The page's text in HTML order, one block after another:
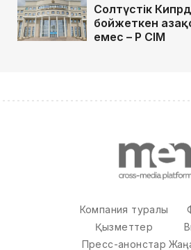
Солтүстік
бойжеткен
емес – ҚР СІМ
Компания туралы
Қызметтер
Пресс-анонстар